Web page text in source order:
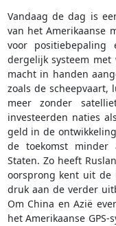
Vandaag de dag is
van het Amerikaanse
voor
dergelijk systeem
macht in handen
zoals de
meer zonder
investeerden naties
geld in de
de toekomst minder
Staten. Zo heeft
oorsprong kent uit de
druk aan de verder
Om China en Azië
het Amerikaanse